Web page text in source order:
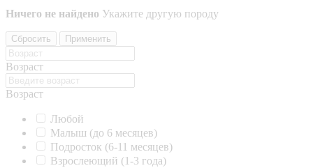
Ничего не найдено Укажите другую породу
Сбросить Применить
Возраст
Возраст
Любой
Малыш (до 6 месяцев)
Подросток (6-11 месяцев)
Взрослеющий (1-3 года)